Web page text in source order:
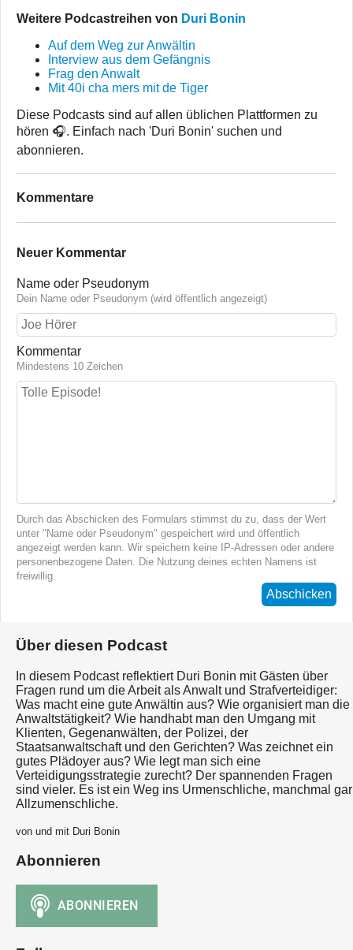
Weitere Podcastreihen von Duri Bonin
Auf dem Weg zur Anwältin
Interview aus dem Gefängnis
Frag den Anwalt
Mit 40i cha mers mit de Tiger
Diese Podcasts sind auf allen üblichen Plattformen zu
hören 🎧. Einfach nach 'Duri Bonin' suchen und
abonnieren.
Kommentare
Neuer Kommentar
Name oder Pseudonym
Dein Name oder Pseudonym (wird öffentlich angezeigt)
Kommentar
Mindestens 10 Zeichen
Durch das Abschicken des Formulars stimmst du zu, dass der Wert
unter "Name oder Pseudonym" gespeichert wird und öffentlich
angezeigt werden kann. Wir speichern keine IP-Adressen oder andere
personenbezogene Daten. Die Nutzung deines echten Namens ist
freiwillig.
Abschicken
Über diesen Podcast
In diesem Podcast reflektiert Duri Bonin mit Gästen über
Fragen rund um die Arbeit als Anwalt und Strafverteidiger:
Was macht eine gute Anwältin aus? Wie organisiert man die
Anwaltstätigkeit? Wie handhabt man den Umgang mit
Klienten, Gegenanwälten, der Polizei, der
Staatsanwaltschaft und den Gerichten? Was zeichnet ein
gutes Plädoyer aus? Wie legt man sich eine
Verteidigungsstrategie zurecht? Der spannenden Fragen
sind vieler. Es ist ein Weg ins Urmenschliche, manchmal gar
Allzumenschliche.
von und mit Duri Bonin
Abonnieren